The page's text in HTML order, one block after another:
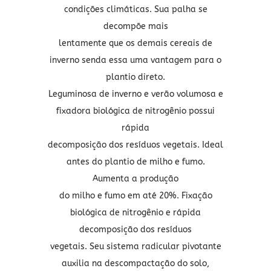
condições climáticas. Sua palha se
decompõe mais
lentamente que os demais cereais de
inverno senda essa uma vantagem para o
plantio direto.
Leguminosa de inverno e verão volumosa e
fixadora biológica de nitrogênio possui
rápida
decomposição dos resíduos vegetais. Ideal
antes do plantio de milho e fumo.
Aumenta a produção
do milho e fumo em até 20%. Fixação
biológica de nitrogênio e rápida
decomposição dos resíduos
vegetais. Seu sistema radicular pivotante
auxilia na descompactação do solo,